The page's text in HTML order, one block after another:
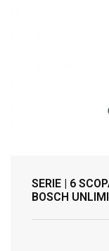
SERIE | 6
BOSCH